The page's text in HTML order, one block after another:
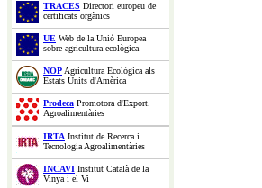
TRACES Directori europeu de
certificats orgànics
UE Web de la Unió Europea
sobre agricultura ecològica
NOPAgricultura Ecològica als
Estats Units d'Amèrica
Prodeca Promotora d'Export.
Agroalimentàries
IRTA Institut de Recerca i
Tecnologia Agroalimentàries
INCAVI Institut Català de la
Vinya i el Vi